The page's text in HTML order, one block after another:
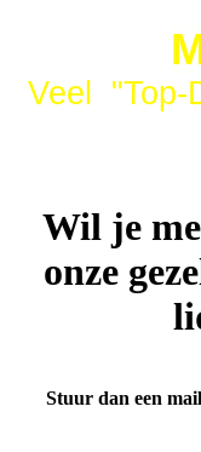
Veel "Top-
Wil je
onze
Stuur dan een